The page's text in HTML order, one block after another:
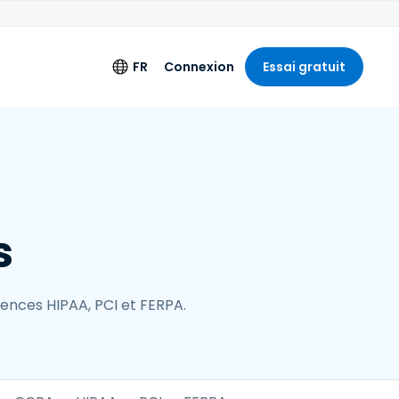
FR
简体中文
Connexion Essai gratuit
HIPAA, PCI et FERPA.